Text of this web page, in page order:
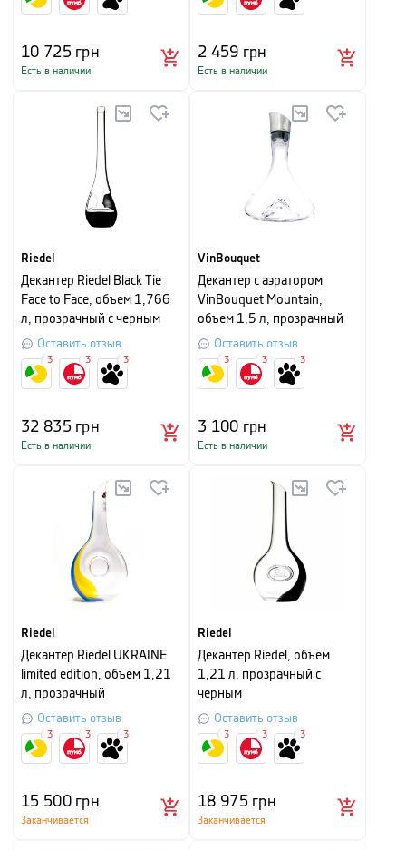
10 725грн
Есть в наличии
2 459 грн
Есть в наличии
Riedel
Декантер Riedel Black Tie
Face to Face, объем 1,766
л, прозрачный с черным
Оставить отзыв
32 835грн
Есть в наличии
3 3 3
VinBouquet
Декантер с аэратором
VinBouquet Mountain,
объем 1,5 л, прозрачный
Оставить отзыв
3 100 грн
Есть в наличии
3 3 3
Riedel
Декантер Riedel UKRAINE
limited edition, объем 1,21
л, прозрачный
Оставить отзыв
15 500грн
Заканчивается
3 3 3
Riedel
Декантер Riedel, объем
1,21 л, прозрачный с
черным
Оставить отзыв
18 975грн
Заканчивается
3 3 3